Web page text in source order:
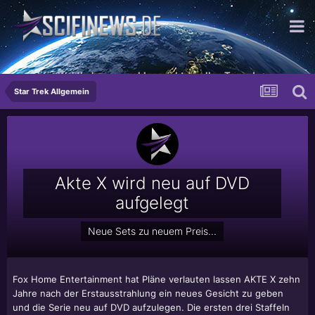
sorgt für Wohlbehagen, wohlgemerkt an allen Tagen!
Star Trek Allgemein
Akte X wird neu auf DVD
aufgelegt
Neue Sets zu neuem Preis...
Fox Home Entertainment hat Pläne verlauten lassen AKTE X zehn
Jahre nach der Erstausstrahlung ein neues Gesicht zu geben
und die Serie neu auf DVD aufzulegen. Die ersten drei Staffeln